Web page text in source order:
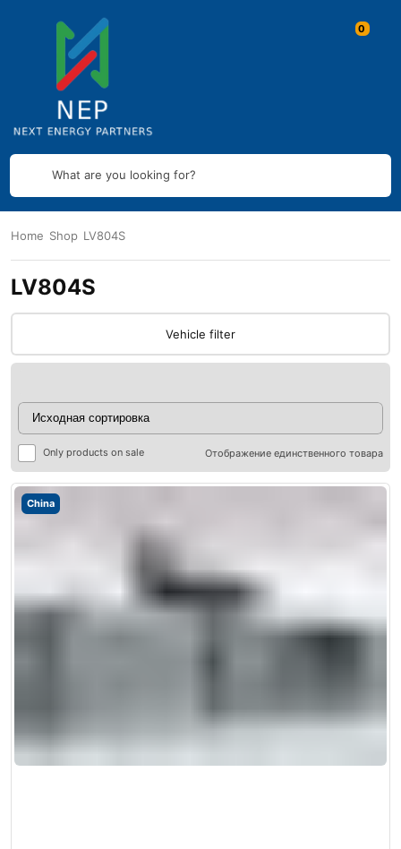
What are you looking for?
Home Shop LV804S
LV804S
Vehicle filter
Only products on sale Отображение единственного товара
China